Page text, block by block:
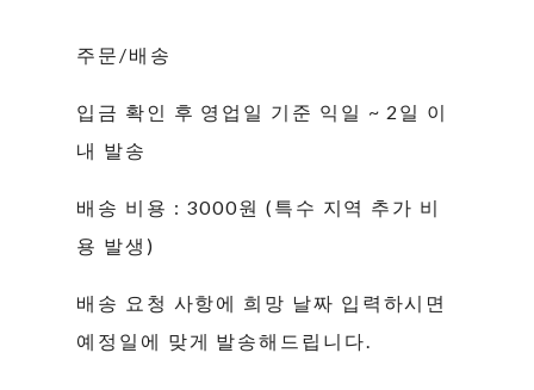
주문/배송
입금 확인 후 영업일 기준 익일 ~ 2일 이
내 발송
배송 비용 : 3000원 (특수 지역 추가 비
용 발생)
배송 요청 사항에 희망 날짜 입력하시면
예정일에 맞게 발송해드립니다.